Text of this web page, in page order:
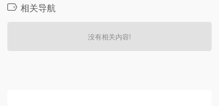
相关导航
没有相关内容!